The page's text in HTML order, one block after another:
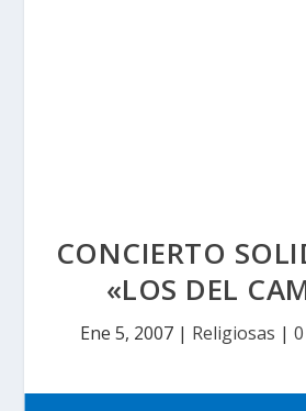
CONCIERTO
«LOS DEL
Ene 5, 2007| Religiosas | 0